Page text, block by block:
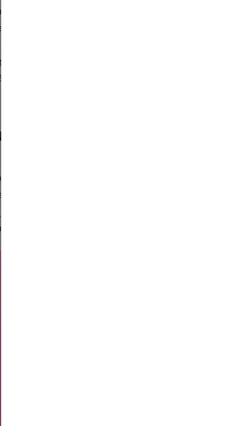
ou fin au moins 43 %, le chocolat "noir" plus de
le "chocolat au lait" comprend au moins 14 % de lait
chocolat blanc, il s'agit d'un mélange à base de
végétales), de sucre et de lait en poudre. Sans
etc.
pour faire de bons
dit "de couverture", suffisamment corsé et riche
artisans chocolatiers, et on le trouve dans certains